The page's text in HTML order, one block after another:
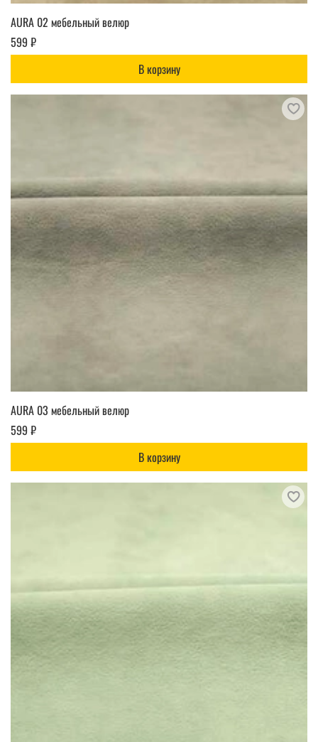
AURA 02 мебельный велюр
599 ₽
В корзину
AURA 03 мебельный велюр
599 ₽
В корзину